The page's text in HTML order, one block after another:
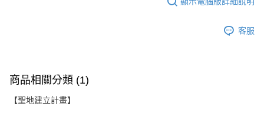
客服
商品相關分類 (1)
【聖地建立計畫】